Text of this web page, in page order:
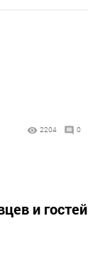
2204 0
и гостей